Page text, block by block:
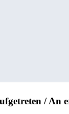
/ An